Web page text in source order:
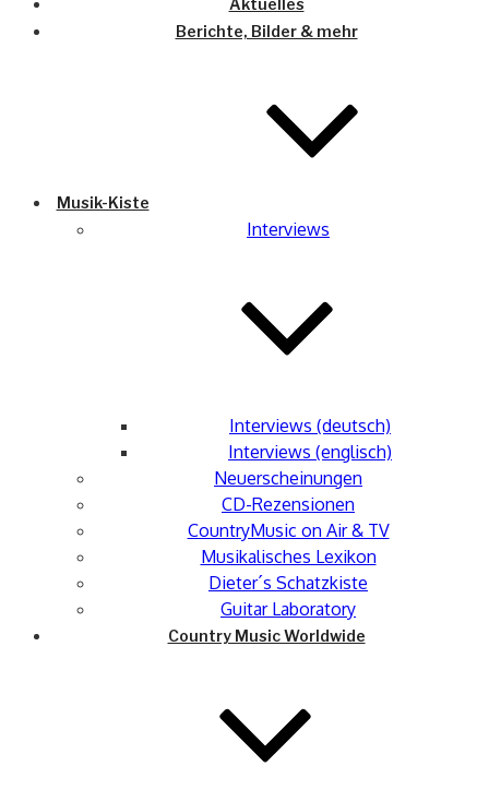
Aktuelles
Berichte, Bilder & mehr
Musik-Kiste
Interviews
Interviews (deutsch)
Interviews (englisch)
Neuerscheinungen
CD-Rezensionen
CountryMusic on Air & TV
Musikalisches Lexikon
Dieter´s Schatzkiste
Guitar Laboratory
Country Music Worldwide